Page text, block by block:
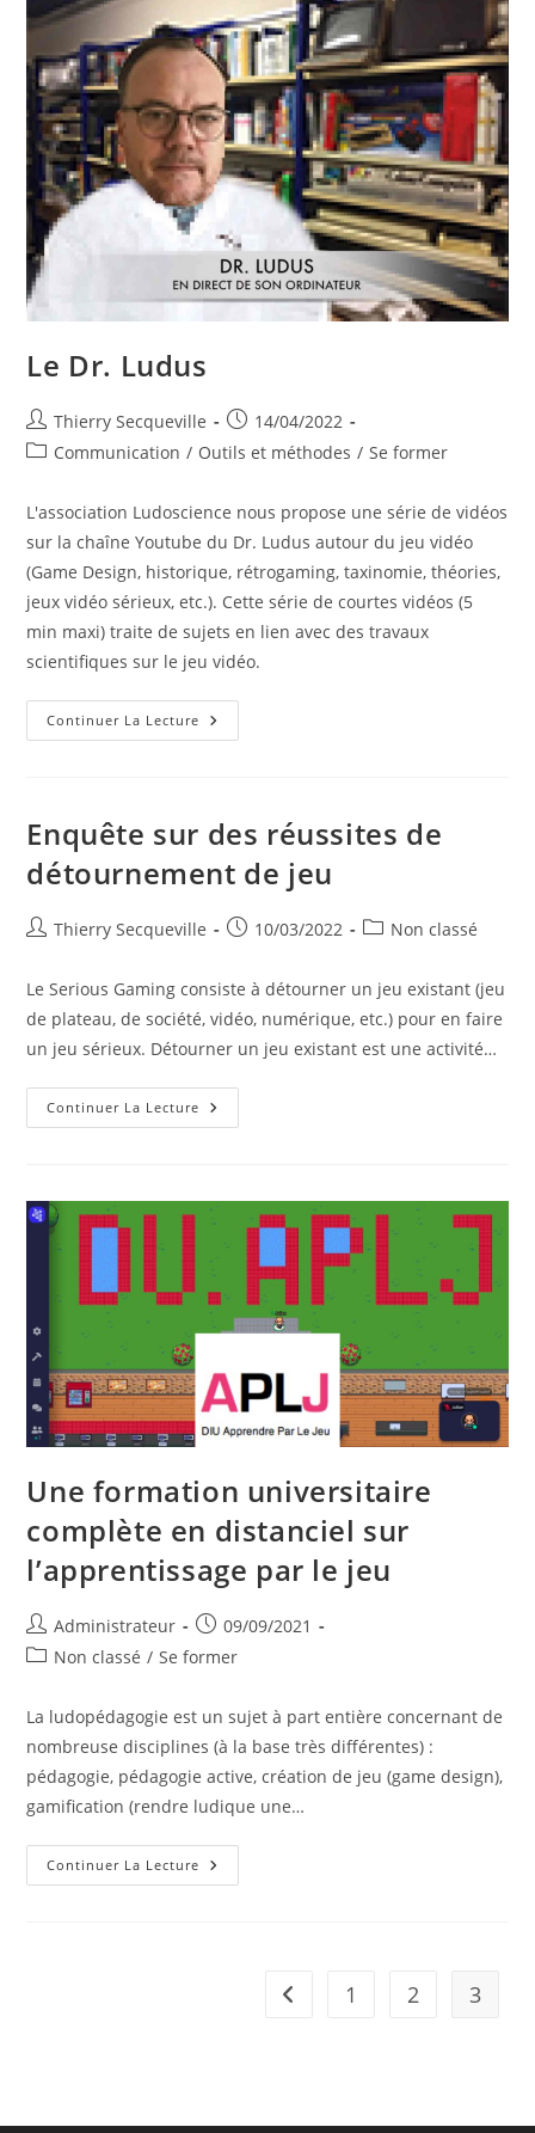
Plateaux
De
Jeux
Pédagogiques
Le Dr. Ludus
Auteur/autrice
de
Thierry Secqueville
Publication
publiée :
14/04/2022
PostCommunication / Outils et méthodes / Se former
L'association Ludoscience nous propose une série de vidéos
sur la chaîne Youtube du Dr. Ludus autour du jeu vidéo
(Game Design, historique, rétrogaming, taxinomie, théories,
jeux vidéo sérieux, etc.). Cette série de courtes vidéos (5
min maxi) traite de sujets en lien avec des travaux
scientifiques sur le jeu vidéo.
Continuer La Lecture Le
Dr.
Enquête sur des réussites de
détournement de jeu
Auteur/autrice
la
publication :
Thierry Secqueville
Publication
10/03/2022
PostNon classé
Le Serious Gaming consiste à détourner un jeu existant (jeu
de plateau, de société, vidéo, numérique, etc.) pour en faire
un jeu sérieux. Détourner un jeu existant est une activité…
Continuer La Lecture Enquête
Sur
De
Jeu
Une formation universitaire
complète en distanciel sur
l’apprentissage par le jeu
Auteur/autrice
de
Administrateur
Publication
publiée :
09/09/2021
PostNon classé / Se former
La ludopédagogie est un sujet à part entière concernant de
nombreuse disciplines (à la base très différentes) :
pédagogie, pédagogie active, création de jeu (game design),
gamification (rendre ludique une…
Continuer La Lecture Une
Formation
L’apprentissage
Go to the previous page
1 2 3